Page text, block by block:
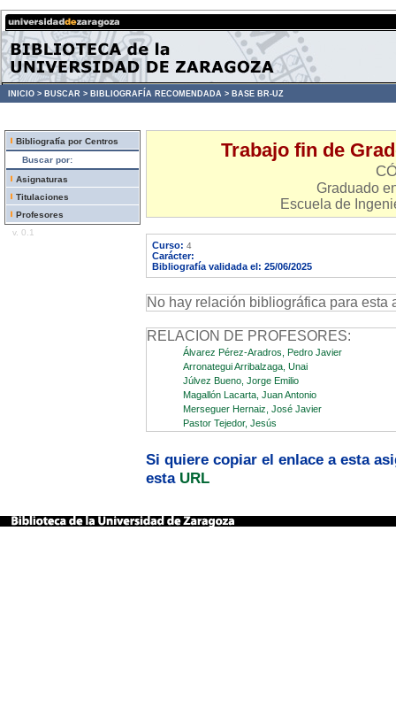
INICIO > BUSCAR > BIBLIOGRAFÍA RECOMENDADA > BASE BR-UZ
Bibliografía por Centros
Buscar por:
Asignaturas
Titulaciones
Profesores
v. 0.1
Trabajo fin de
Graduado
Escuela de
Curso: 4
Carácter:
Bibliografía validada el: 25/06/2025
No hay relación bibliográfica para esta
RELACION DE PROFESORES:
Álvarez Pérez-Aradros, Pedro Javier
Arronategui Arribalzaga, Unai
Júlvez Bueno, Jorge Emilio
Magallón Lacarta, Juan Antonio
Merseguer Hernaiz, José Javier
Pastor Tejedor, Jesús
Si quiere copiar el enlace a esta
esta URL